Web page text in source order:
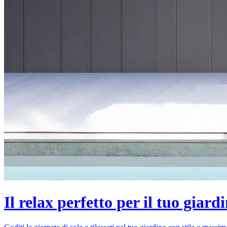
Il relax perfetto per il tuo